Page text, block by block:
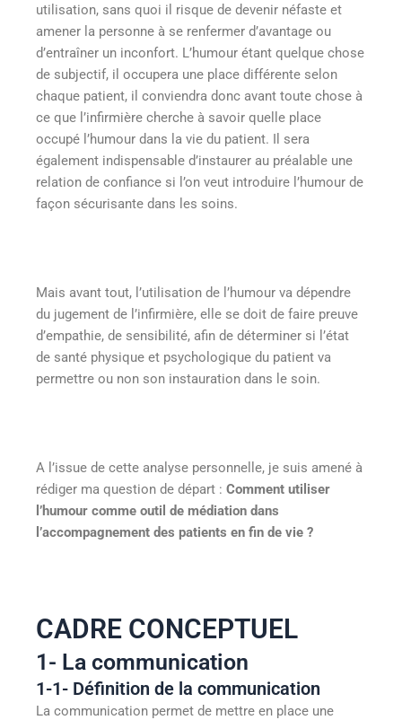
utilisation, sans quoi il risque de devenir néfaste et
amener la personne à se renfermer d’avantage ou
d’entraîner un inconfort. L’humour étant quelque chose
de subjectif, il occupera une place différente selon
chaque patient, il conviendra donc avant toute chose à
ce que l’infirmière cherche à savoir quelle place
occupé l’humour dans la vie du patient. Il sera
également indispensable d’instaurer au préalable une
relation de confiance si l’on veut introduire l’humour de
façon sécurisante dans les soins.
Mais avant tout, l’utilisation de l’humour va dépendre
du jugement de l’infirmière, elle se doit de faire preuve
d’empathie, de sensibilité, afin de déterminer si l’état
de santé physique et psychologique du patient va
permettre ou non son instauration dans le soin.
A l’issue de cette analyse personnelle, je suis amené à
rédiger ma question de départ : Comment utiliser
l’humour comme outil de médiation dans
l’accompagnement des patients en fin de vie ?
CADRE CONCEPTUEL
1- La communication
1-1- Définition de la communication
La communication permet de mettre en place une